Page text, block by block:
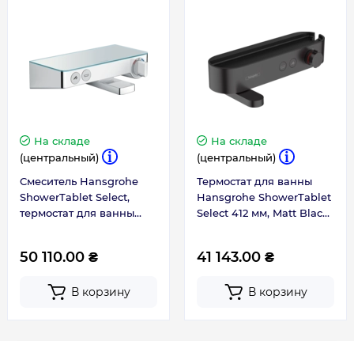
Габариты, размеры, вес
Высота, мм
Длина, мм
На складе
(центральный)
Смеситель Hansgrohe
ShowerTablet Select,
термостат для ванны
50 110.00 ₴
В корзину
На складе
(центральный)
Термостат для ванны
Hansgrohe ShowerTablet
Select 412 мм, Matt Black
41 143.00 ₴
В корзину